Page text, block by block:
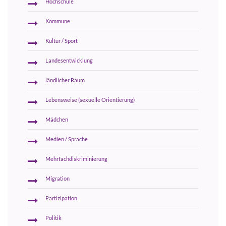
Hochschule
Kommune
Kultur / Sport
Landesentwicklung
ländlicher Raum
Lebensweise (sexuelle Orientierung)
Mädchen
Medien / Sprache
Mehrfachdiskriminierung
Migration
Partizipation
Politik